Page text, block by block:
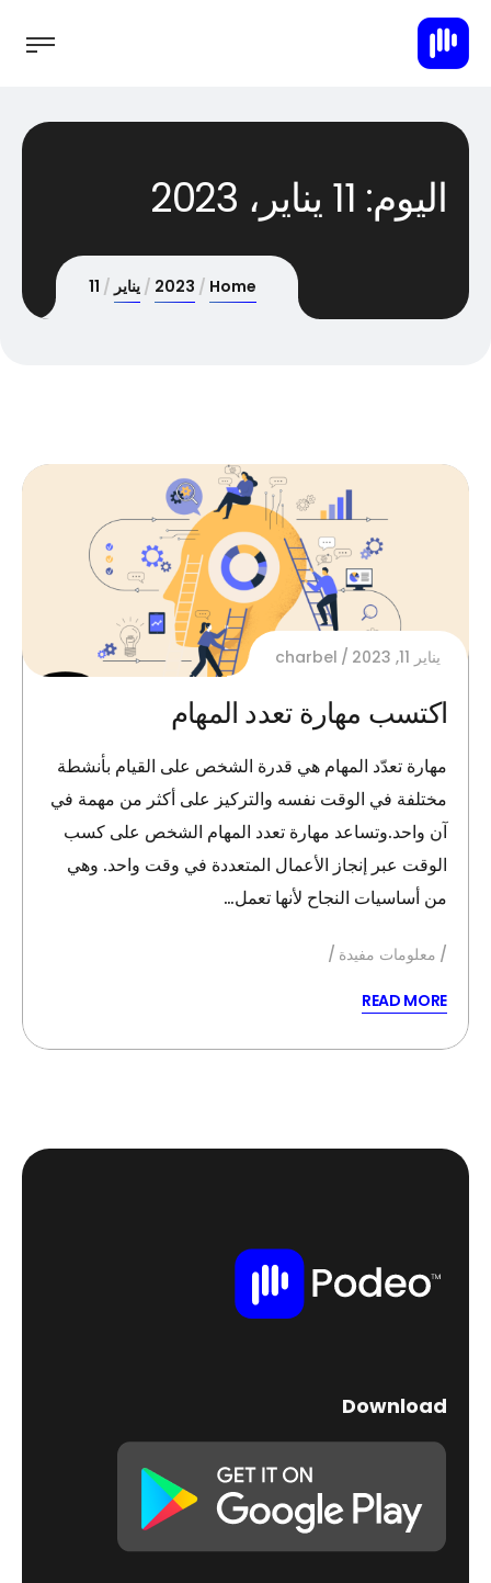
اليوم: 11 يناير، 2023
Home
2023 يناير 11
يناير 11, 2023 charbel
اكتسب مهارة تعدد المهام
مهارة تعدّد المهام هي قدرة الشخص على القيام بأنشطة
مختلفة في الوقت نفسه والتركيز على أكثر من مهمة في
آن واحد.وتساعد مهارة تعدد المهام الشخص على كسب
الوقت عبر إنجاز الأعمال المتعددة في وقت واحد. وهي
من أساسيات النجاح لأنها تعمل…
معلومات مفيدة
READ MORE
Download